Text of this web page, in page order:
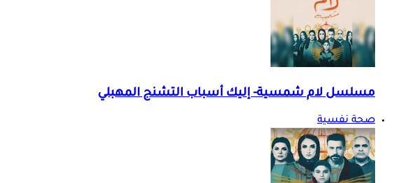
مسلسل لام شمسية- إليك أسباب التشنج المهبلي
صحة نفسية